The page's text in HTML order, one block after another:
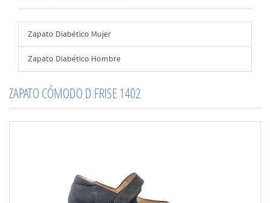
Zapato Diabético Mujer
Zapato Diabético Hombre
ZAPATO CÓMODO D FRISE 1402